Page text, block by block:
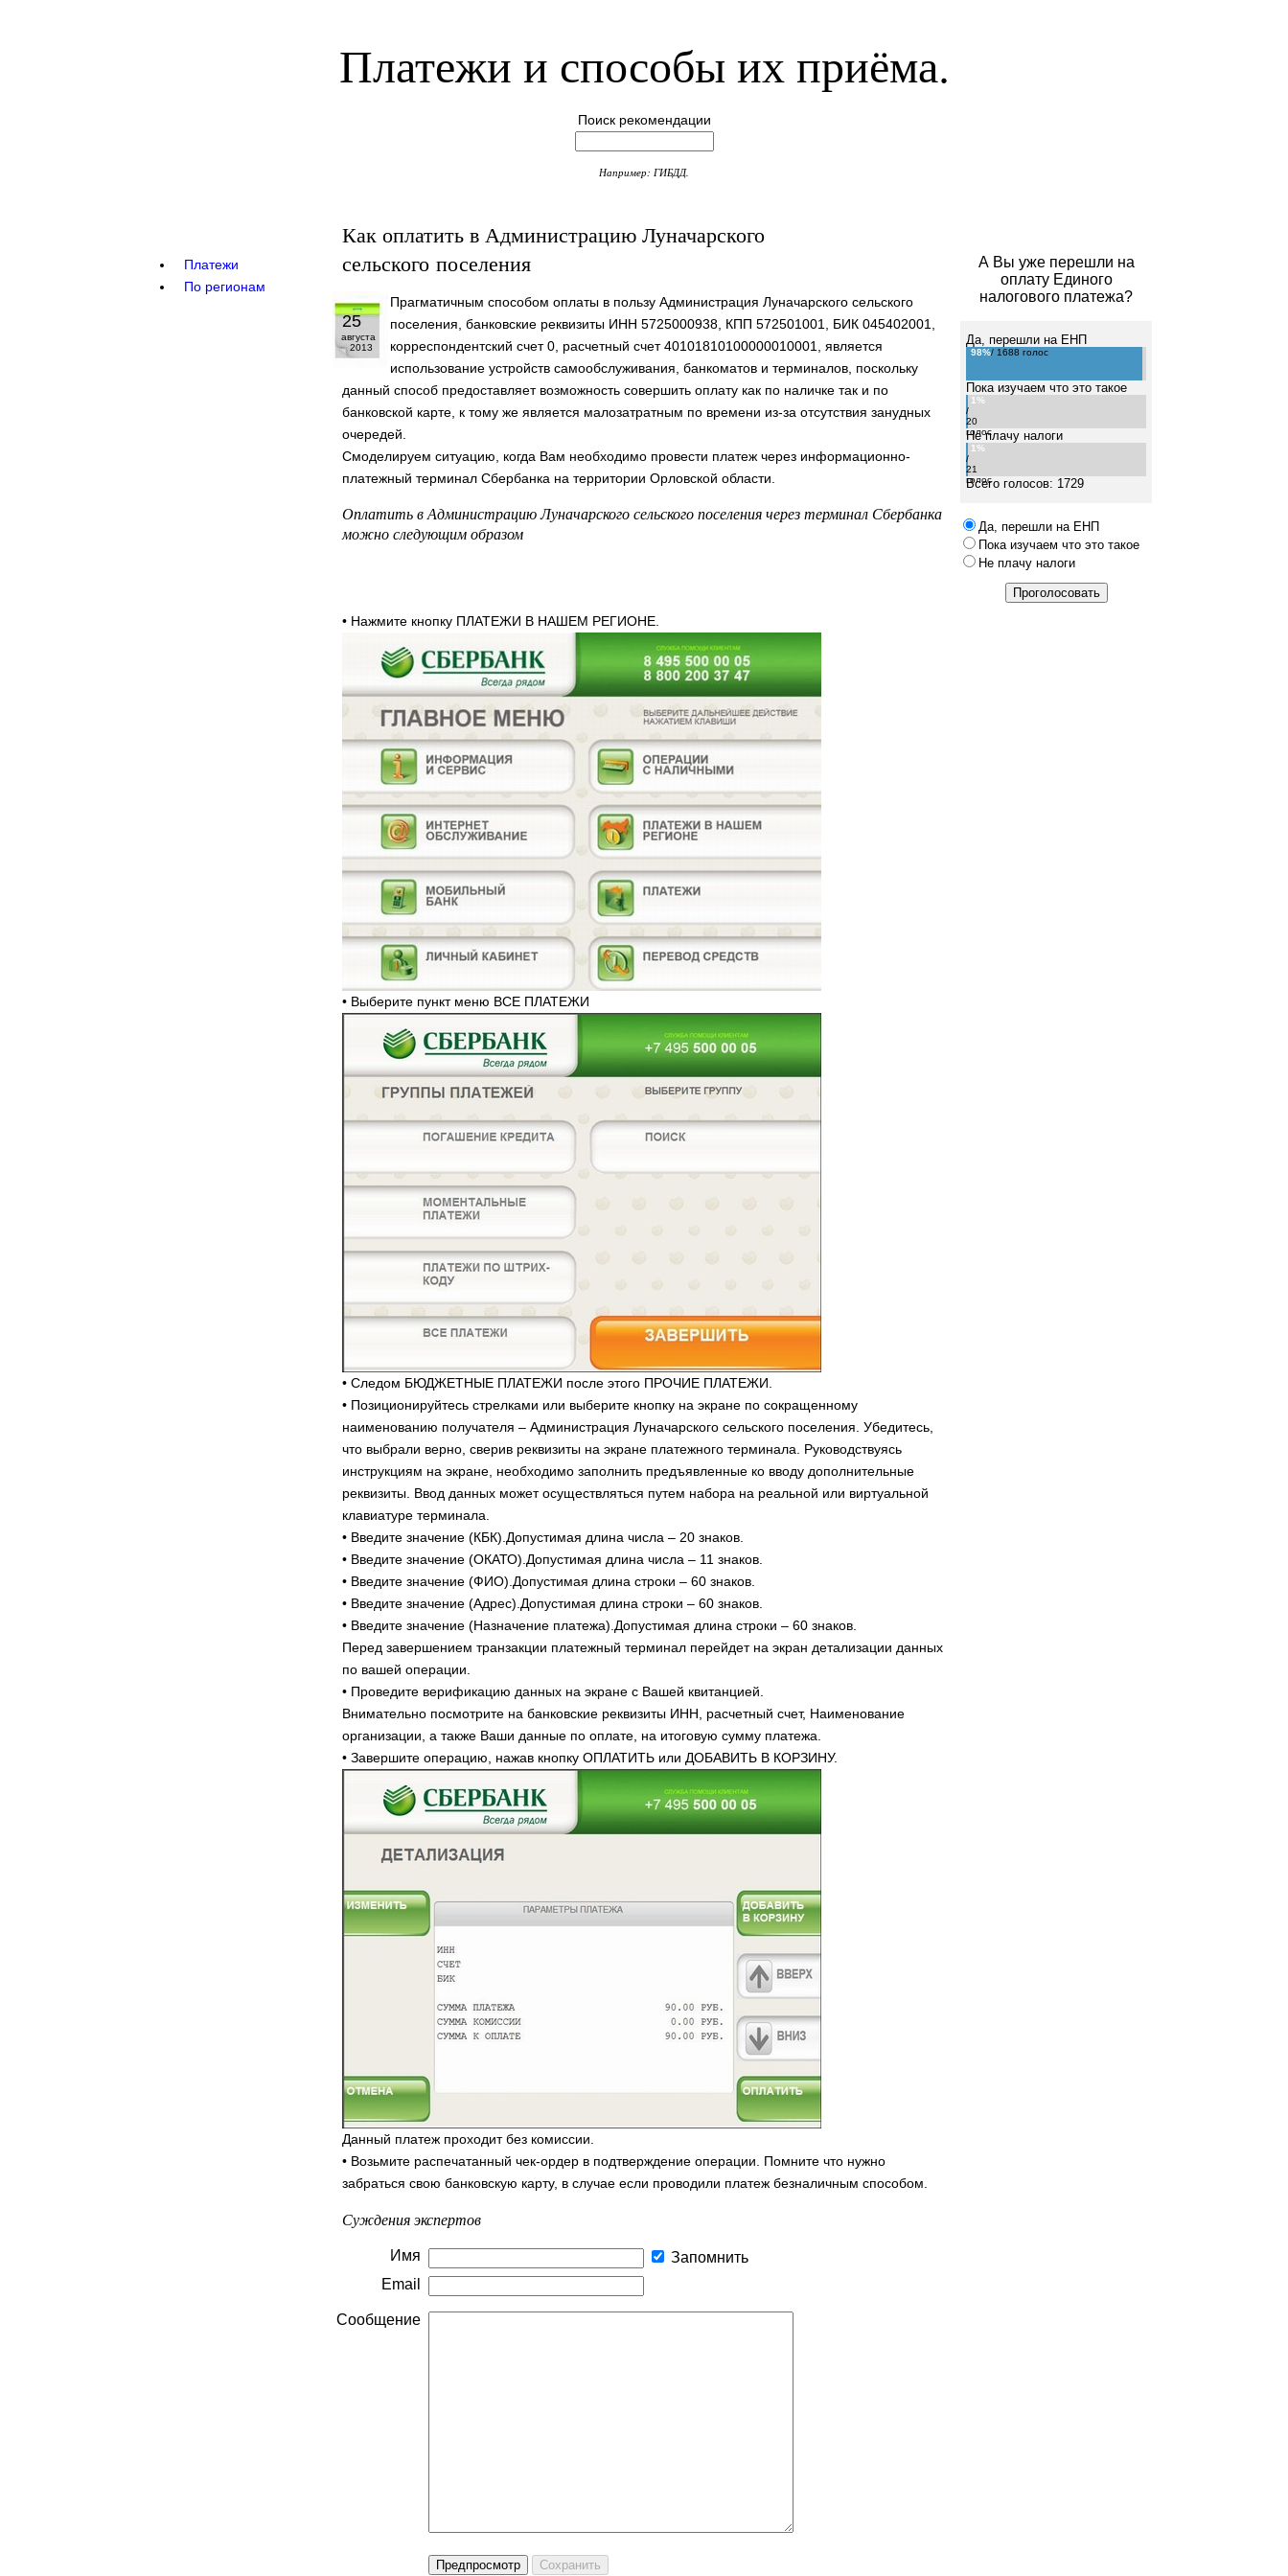
Платежи и способы их приёма.
Поиск рекомендации
Например: ГИБДД.
Платежи
По регионам
А Вы уже перешли на
оплату Единого
налогового платежа?
Да, перешли на ЕНП
98%/ 1688 голос
Пока изучаем что это такое
1%
/
20
голос
Не плачу налоги
1%
/
21
голос
Всего голосов: 1729
Да, перешли на ЕНП
Пока изучаем что это такое
Не плачу налоги
Как оплатить в Администрацию Луначарского
сельского поселения
25
августа
2013
Прагматичным способом оплаты в пользу Администрация Луначарского сельского
поселения, банковские реквизиты ИНН 5725000938, КПП 572501001, БИК 045402001,
корреспондентский счет 0, расчетный счет 40101810100000010001, является
использование устройств самообслуживания, банкоматов и терминалов, поскольку
данный способ предоставляет возможность совершить оплату как по наличке так и по
банковской карте, к тому же является малозатратным по времени из-за отсутствия занудных
очередей.
Смоделируем ситуацию, когда Вам необходимо провести платеж через информационно-
платежный терминал Сбербанка на территории Орловской области.
Оплатить в Администрацию Луначарского сельского поселения через терминал Сбербанка
можно следующим образом
• Нажмите кнопку ПЛАТЕЖИ В НАШЕМ РЕГИОНЕ.
• Выберите пункт меню ВСЕ ПЛАТЕЖИ
• Следом БЮДЖЕТНЫЕ ПЛАТЕЖИ после этого ПРОЧИЕ ПЛАТЕЖИ.
• Позиционируйтесь стрелками или выберите кнопку на экране по сокращенному
наименованию получателя – Администрация Луначарского сельского поселения. Убедитесь,
что выбрали верно, сверив реквизиты на экране платежного терминала. Руководствуясь
инструкциям на экране, необходимо заполнить предъявленные ко вводу дополнительные
реквизиты. Ввод данных может осуществляться путем набора на реальной или виртуальной
клавиатуре терминала.
• Введите значение (КБК).Допустимая длина числа – 20 знаков.
• Введите значение (ОКАТО).Допустимая длина числа – 11 знаков.
• Введите значение (ФИО).Допустимая длина строки – 60 знаков.
• Введите значение (Адрес).Допустимая длина строки – 60 знаков.
• Введите значение (Назначение платежа).Допустимая длина строки – 60 знаков.
Перед завершением транзакции платежный терминал перейдет на экран детализации данных
по вашей операции.
• Проведите верификацию данных на экране с Вашей квитанцией.
Внимательно посмотрите на банковские реквизиты ИНН, расчетный счет, Наименование
организации, а также Ваши данные по оплате, на итоговую сумму платежа.
• Завершите операцию, нажав кнопку ОПЛАТИТЬ или ДОБАВИТЬ В КОРЗИНУ.
Данный платеж проходит без комиссии.
• Возьмите распечатанный чек-ордер в подтверждение операции. Помните что нужно
забраться свою банковскую карту, в случае если проводили платеж безналичным способом.
Суждения экспертов
Имя
Запомнить
Email
Сообщение